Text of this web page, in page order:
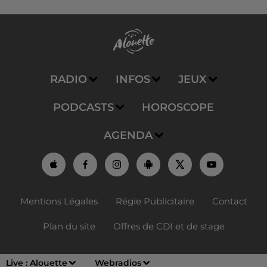
Live : Alouette Webradios
RADIO INFOS JEUX
PODCASTS HOROSCOPE
AGENDA
Mentions Légales Régie Publicitaire Contact
Plan du site Offres de CDI et de stage